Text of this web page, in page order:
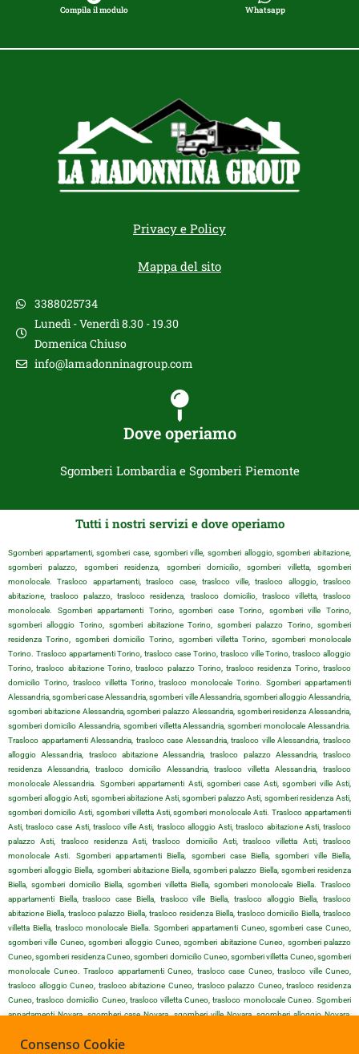
Compila il modulo Whatsapp
Privacy e Policy
Mappa del sito
3388025734
Lunedì - Venerdì 8.30 - 19.30
Domenica Chiuso
info@lamadonninagroup.com
Dove operiamo
Sgomberi Lombardia e Sgomberi Piemonte
Tutti i nostri servizi e dove operiamo
Sgomberi appartamenti, sgomberi case, sgomberi ville, sgomberi alloggio, sgomberi abitazione,
sgomberi palazzo, sgomberi residenza, sgomberi domicilio, sgomberi villetta, sgomberi
monolocale. Trasloco appartamenti, trasloco case, trasloco ville, trasloco alloggio, trasloco
abitazione, trasloco palazzo, trasloco residenza, trasloco domicilio, trasloco villetta, trasloco
monolocale. Sgomberi appartamenti Torino, sgomberi case Torino, sgomberi ville Torino,
sgomberi alloggio Torino, sgomberi abitazione Torino, sgomberi palazzo Torino, sgomberi
residenza Torino, sgomberi domicilio Torino, sgomberi villetta Torino, sgomberi monolocale
Torino. Trasloco appartamenti Torino, trasloco case Torino, trasloco ville Torino, trasloco alloggio
Torino, trasloco abitazione Torino, trasloco palazzo Torino, trasloco residenza Torino, trasloco
domicilio Torino, trasloco villetta Torino, trasloco monolocale Torino. Sgomberi appartamenti
Alessandria, sgomberi case Alessandria, sgomberi ville Alessandria, sgomberi alloggio Alessandria,
sgomberi abitazione Alessandria, sgomberi palazzo Alessandria, sgomberi residenza Alessandria,
sgomberi domicilio Alessandria, sgomberi villetta Alessandria, sgomberi monolocale Alessandria.
Trasloco appartamenti Alessandria, trasloco case Alessandria, trasloco ville Alessandria, trasloco
alloggio Alessandria, trasloco abitazione Alessandria, trasloco palazzo Alessandria, trasloco
residenza Alessandria, trasloco domicilio Alessandria, trasloco villetta Alessandria, trasloco
monolocale Alessandria. Sgomberi appartamenti Asti, sgomberi case Asti, sgomberi ville Asti,
sgomberi alloggio Asti, sgomberi abitazione Asti, sgomberi palazzo Asti, sgomberi residenza Asti,
sgomberi domicilio Asti, sgomberi villetta Asti, sgomberi monolocale Asti. Trasloco appartamenti
Asti, trasloco case Asti, trasloco ville Asti, trasloco alloggio Asti, trasloco abitazione Asti, trasloco
palazzo Asti, trasloco residenza Asti, trasloco domicilio Asti, trasloco villetta Asti, trasloco
monolocale Asti. Sgomberi appartamenti Biella, sgomberi case Biella, sgomberi ville Biella,
sgomberi alloggio Biella, sgomberi abitazione Biella, sgomberi palazzo Biella, sgomberi residenza
Biella, sgomberi domicilio Biella, sgomberi villetta Biella, sgomberi monolocale Biella. Trasloco
appartamenti Biella, trasloco case Biella, trasloco ville Biella, trasloco alloggio Biella, trasloco
abitazione Biella, trasloco palazzo Biella, trasloco residenza Biella, trasloco domicilio Biella, trasloco
villetta Biella, trasloco monolocale Biella. Sgomberi appartamenti Cuneo, sgomberi case Cuneo,
sgomberi ville Cuneo, sgomberi alloggio Cuneo, sgomberi abitazione Cuneo, sgomberi palazzo
Cuneo, sgomberi residenza Cuneo, sgomberi domicilio Cuneo, sgomberi villetta Cuneo, sgomberi
monolocale Cuneo. Trasloco appartamenti Cuneo, trasloco case Cuneo, trasloco ville Cuneo,
trasloco alloggio Cuneo, trasloco abitazione Cuneo, trasloco palazzo Cuneo, trasloco residenza
Cuneo, trasloco domicilio Cuneo, trasloco villetta Cuneo, trasloco monolocale Cuneo. Sgomberi
appartamenti Novara, sgomberi case Novara, sgomberi ville Novara, sgomberi alloggio Novara,
domicilio Novara, sgomberi villetta Novara, sgomberi monolocale Novara. Trasloco appartamenti
Consenso Cookie